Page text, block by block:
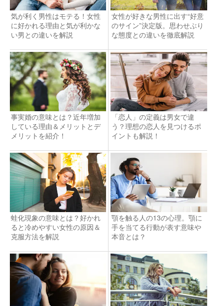
気が利く男性はモテる！女性
に好かれる理由と気が利かな
い男との違いを解説
女性が好きな男性に出す“好意
のサイン”決定版。思わせぶり
な態度との違いを徹底解説
事実婚の意味とは？近年増加
している理由＆メリットとデ
メリットを紹介！
「恋人」の定義は男女で違
う？理想の恋人を見つけるポ
イントも解説！
蛙化現象の意味とは？好かれ
ると冷めやすい女性の原因＆
克服方法を解説
顎を触る人の13の心理。顎に
手を当てる行動が表す意味や
本音とは？